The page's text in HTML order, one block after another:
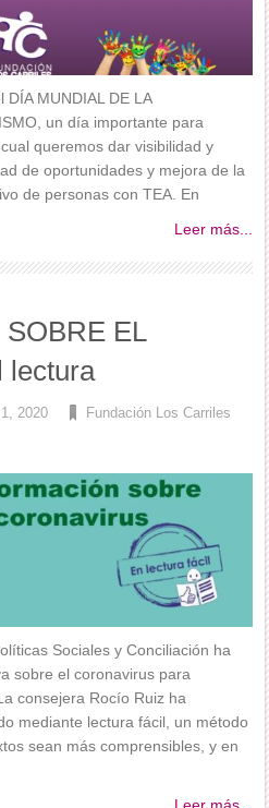
MUNDIAL DE LA
un día importante para
queremos dar visibilidad y
de oportunidades y mejora de la
de personas con TEA. En
Leer más...
EL
lectura
2020
Fundación Los Carriles
Sociales y Conciliación ha
sobre el coronavirus para
consejera Rocío Ruiz ha
mediante lectura fácil, un método
sean más comprensibles, y en